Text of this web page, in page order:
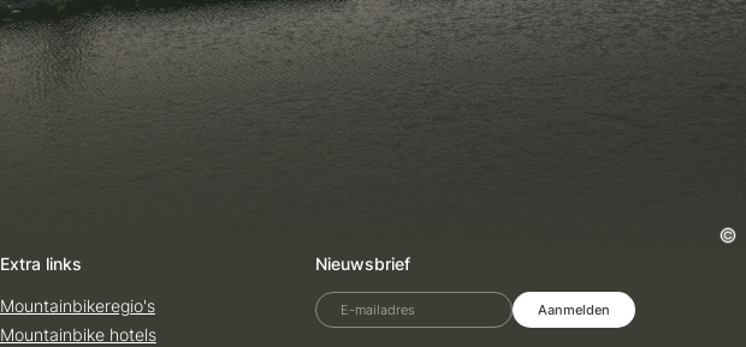
Extra links
Mountainbikeregio's
Mountainbike hotels
Nieuwsbrief
E-mailadres Aanmelden